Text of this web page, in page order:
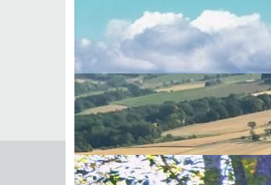
Startseite › Politik & Verwaltung› Rathaus›
Dienstleistungen von A-Z
Seite empfehlen
Empfehlung senden an*